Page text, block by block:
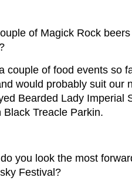
of Magick Rock
couple of food events so
would probably suit our
Bearded Lady Imperial
Treacle Parkin.
you look the most
Festival?